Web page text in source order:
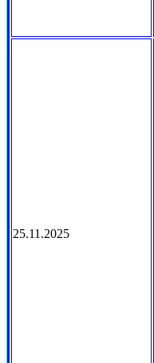
25.11.2025